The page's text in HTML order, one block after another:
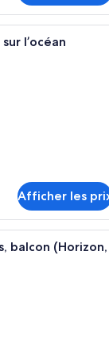
d’hôtel avec
l’océan
Afficher les
de grande
balcon (Horizon,